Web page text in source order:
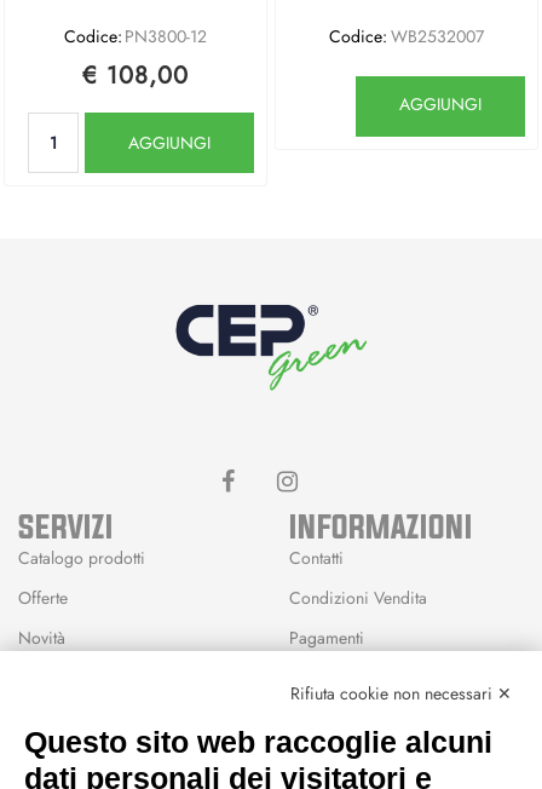
Codice: PN3800-12
€ 108,00
AGGIUNGI
Codice: WB2532007
AGGIUNGI
SERVIZI
Catalogo prodotti
Offerte
Novità
Wishlist
INFORMAZIONI
Contatti
Condizioni Vendita
Pagamenti
Rifiuta cookie non necessari ✕
Questo sito web raccoglie alcuni
dati personali dei visitatori e